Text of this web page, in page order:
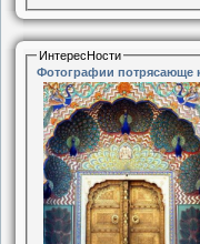
ИнтересНости
Фотографии потрясающе